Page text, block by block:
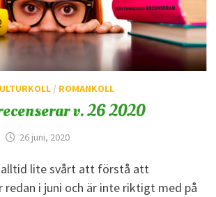
/ ROMANKOLL
v. 26 2020
26 juni, 2020
alltid lite svårt att förstå att
redan i juni och är inte riktigt med på